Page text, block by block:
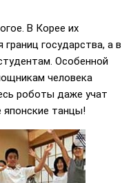
В Корее их
государства, а в
Особенной
человека
роботы даже учат
танцы!